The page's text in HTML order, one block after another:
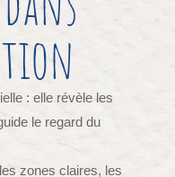
: elle révèle les
le regard du
zones claires, les